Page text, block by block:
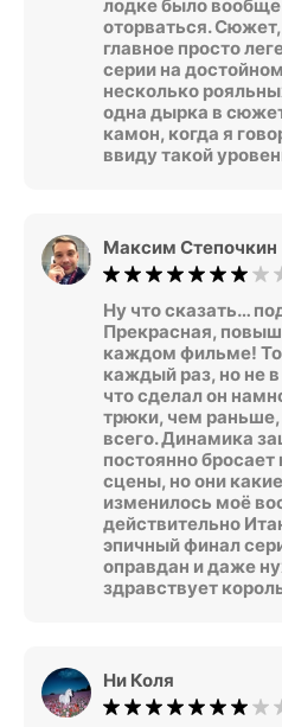
лодке было
оторваться.
главное просто
серии на
несколько
одна дырка в
камон, когда я
ввиду такой
Максим Степочкин
Ну что сказать…
Прекрасная,
каждом фильме!
каждый раз, но не
что сделал он
трюки, чем
всего. Динамика
постоянно
сцены, но они
изменилось моё
действительно
эпичный финал
оправдан и даже
здравствует
Ни Коля